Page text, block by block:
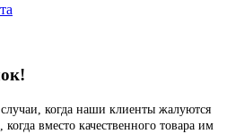
когда наши клиенты жалуются
вместо качественного товара им